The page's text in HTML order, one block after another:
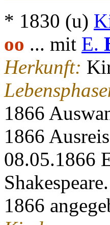
* 1830 (u)
oo ... mit E.
Herkunft:
1866
1866
08.05.1866
Shakespeare.
1866